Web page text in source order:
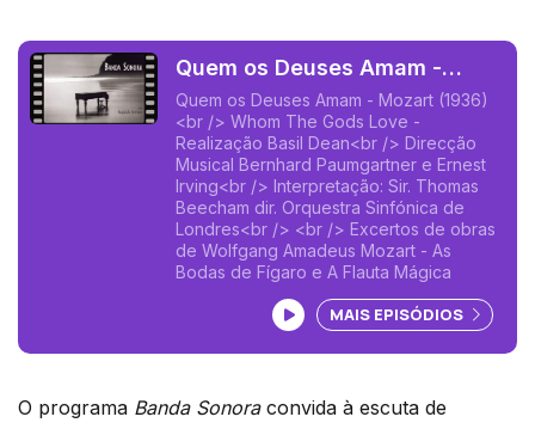
Quem os Deuses Amam -
Mozart (1936)
Quem os Deuses Amam - Mozart (1936)
<br /> Whom The Gods Love -
Realização Basil Dean<br /> Direcção
Musical Bernhard Paumgartner e Ernest
Irving<br /> Interpretação: Sir. Thomas
Beecham dir. Orquestra Sinfónica de
Londres<br /> <br /> Excertos de obras
de Wolfgang Amadeus Mozart - As
Bodas de Fígaro e A Flauta Mágica
Ouvir podcast
MAIS EPISÓDIOS
O programa Banda Sonoraconvida à escuta de